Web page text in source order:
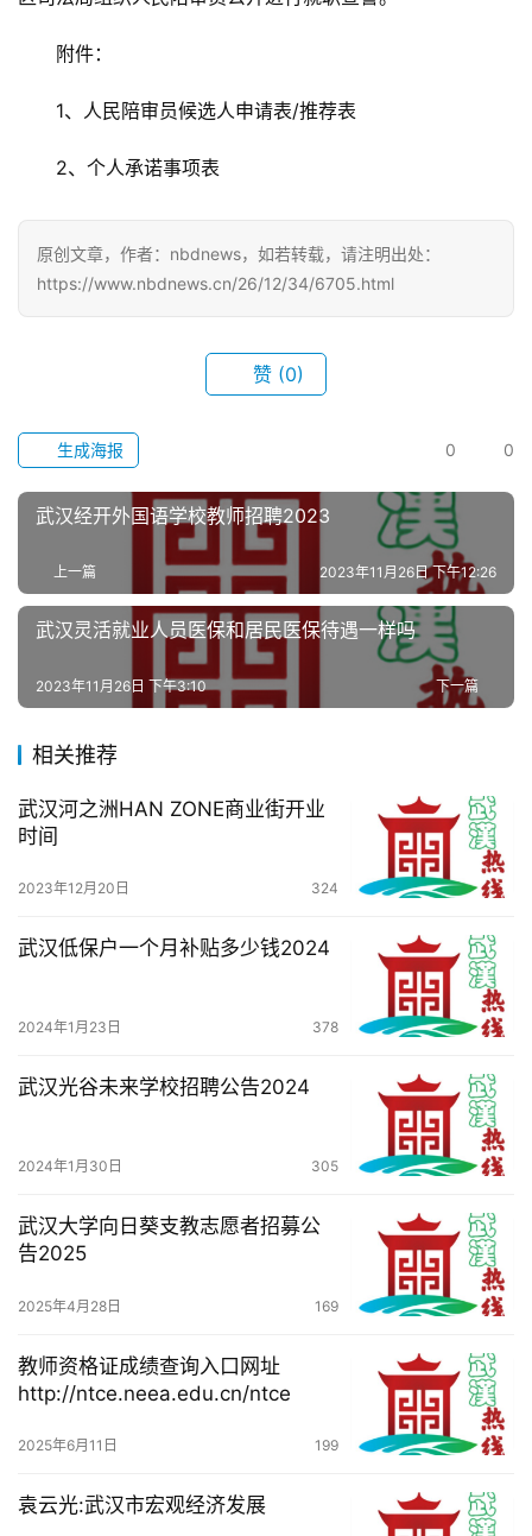
附件：
1、人民陪审员候选人申请表/推荐表
2、个人承诺事项表
原创文章，作者：nbdnews，如若转载，请注明出处：
https://www.nbdnews.cn/26/12/34/6705.html
赞 (0)
0 0
生成海报
武汉经开外国语学校教师招聘2023
上一篇 2023年11月26日 下午12:26
武汉灵活就业人员医保和居民医保待遇一样吗
下一篇
2023年11月26日 下午3:10
相关推荐
武汉河之洲HAN ZONE商业街开业
时间
2023年12月20日 324
武汉低保户一个月补贴多少钱2024
2024年1月23日 378
武汉光谷未来学校招聘公告2024
2024年1月30日 305
武汉大学向日葵支教志愿者招募公
告2025
2025年4月28日 169
教师资格证成绩查询入口网址
http://ntce.neea.edu.cn/ntce
2025年6月11日 199
袁云光:武汉市宏观经济发展